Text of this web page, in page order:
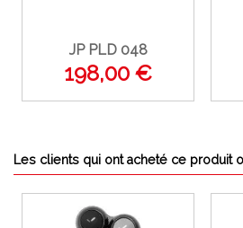
JP PLD 048
198,00 €
Les clients qui ont acheté ce produit